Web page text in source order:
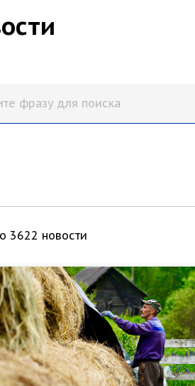
3622 новости